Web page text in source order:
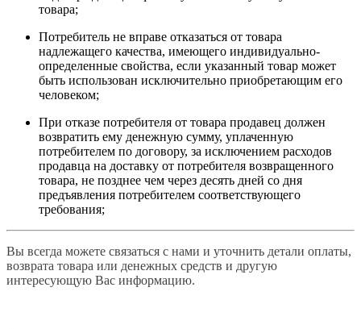
товара;
Потребитель не вправе отказаться от товара
надлежащего качества, имеющего индивидуально-
определенные свойства, если указанный товар может
быть использован исключительно приобретающим его
человеком;
При отказе потребителя от товара продавец должен
возвратить ему денежную сумму, уплаченную
потребителем по договору, за исключением расходов
продавца на доставку от потребителя возвращенного
товара, не позднее чем через десять дней со дня
предъявления потребителем соответствующего
требования;
Вы всегда можете связаться с нами и уточнить детали оплаты,
возврата товара или денежных средств и другую
интересующую Вас информацию.